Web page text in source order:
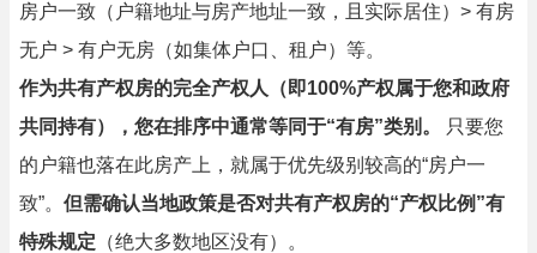
房户一致（户籍地址与房产地址一致，且实际居住）> 有房
无户 > 有户无房（如集体户口、租户）等。
作为共有产权房的完全产权人（即100%产权属于您和政府
共同持有），您在排序中通常等同于“有房”类别。
只要您
的户籍也落在此房产上，就属于优先级别较高的“房户一
致”。 但需确认当地政策是否对共有产权房的“产权比例”有
特殊规定 （绝大多数地区没有）。